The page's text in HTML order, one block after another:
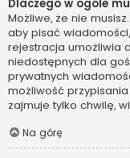
Dlaczego w ogóle
Możliwe, że nie
aby pisać
rejestracja umożliwia
niedostępnych dla
prywatnych
możliwość
zajmuje tylko chwilę,
Na górę